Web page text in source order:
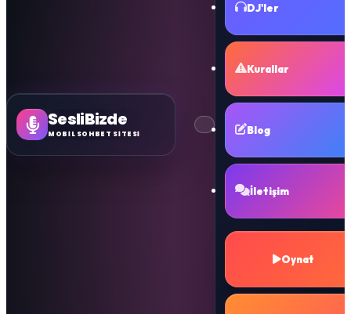
SesliBizde
MOBİL SOHBET SİTESİ
DJ'ler
Kurallar
Blog
İletişim
Oynat